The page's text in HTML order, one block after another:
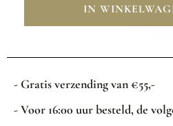
IN
- Gratis verzending van €55,-
- Voor 16:00 uur besteld, de